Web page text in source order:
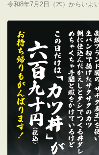
令和8年7月2日（木）からいよ